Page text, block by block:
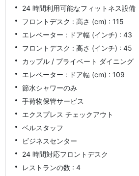
24 時間利用可能なフィットネス設備
フロントデスク : 高さ (cm) : 115
エレベーター : ドア幅 (インチ) : 43
フロントデスク : 高さ (インチ) : 45
カップル / プライベート ダイニング
エレベーター : ドア幅 (cm) : 109
節水シャワーのみ
手荷物保管サービス
エクスプレス チェックアウト
ベルスタッフ
ビジネスセンター
24 時間対応フロントデスク
レストランの数 : 4